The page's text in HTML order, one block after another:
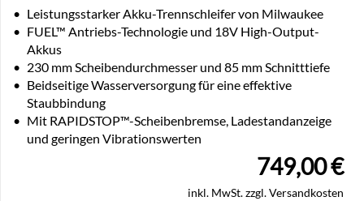
• Leistungsstarker Akku-Trennschleifer von Milwaukee
• FUEL™ Antriebs-Technologie und 18V High-Output-
Akkus
• 230 mm Scheibendurchmesser und 85 mm Schnitttiefe
• Beidseitige Wasserversorgung für eine effektive
Staubbindung
• Mit RAPIDSTOP™-Scheibenbremse, Ladestandanzeige
und geringen Vibrationswerten
749,00€
inkl. MwSt. zzgl. Versandkosten